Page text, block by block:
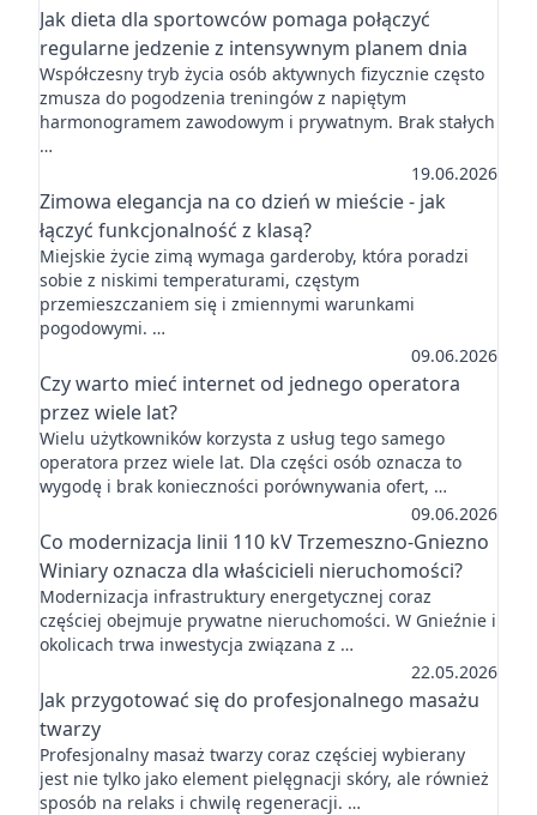
Jak dieta dla sportowców pomaga połączyć
regularne jedzenie z intensywnym planem dnia
Współczesny tryb życia osób aktywnych fizycznie często
zmusza do pogodzenia treningów z napiętym
harmonogramem zawodowym i prywatnym. Brak stałych
…
19.06.2026
Zimowa elegancja na co dzień w mieście - jak
łączyć funkcjonalność z klasą?
Miejskie życie zimą wymaga garderoby, która poradzi
sobie z niskimi temperaturami, częstym
przemieszczaniem się i zmiennymi warunkami
pogodowymi. …
09.06.2026
Czy warto mieć internet od jednego operatora
przez wiele lat?
Wielu użytkowników korzysta z usług tego samego
operatora przez wiele lat. Dla części osób oznacza to
wygodę i brak konieczności porównywania ofert, …
09.06.2026
Co modernizacja linii 110 kV Trzemeszno-Gniezno
Winiary oznacza dla właścicieli nieruchomości?
Modernizacja infrastruktury energetycznej coraz
częściej obejmuje prywatne nieruchomości. W Gnieźnie i
okolicach trwa inwestycja związana z …
22.05.2026
Jak przygotować się do profesjonalnego masażu
twarzy
Profesjonalny masaż twarzy coraz częściej wybierany
jest nie tylko jako element pielęgnacji skóry, ale również
sposób na relaks i chwilę regeneracji. …